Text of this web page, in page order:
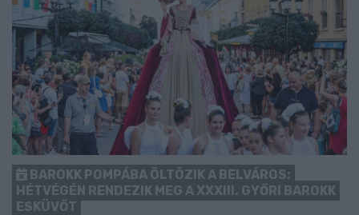
BAROKK POMPÁBA ÖLTÖZIK A BELVÁROS:
HÉTVÉGÉN RENDEZIK MEG A XXXIII. GYŐRI BAROKK
ESKÜVŐT